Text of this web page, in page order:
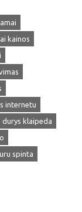
kainos
internetu
durys klaipeda
spinta